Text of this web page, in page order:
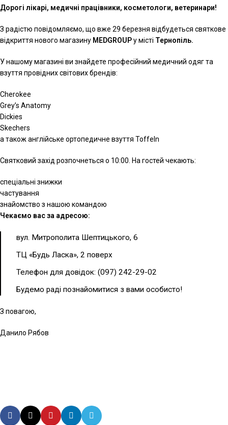
Дорогі лікарі, медичні працівники, косметологи, ветеринари!
З радістю повідомляємо, що вже 29 березня відбудеться святкове
відкриття нового магазину MEDGROUPу місті Тернопіль.
У нашому магазині ви знайдете професійний медичний одяг та
взуття провідних світових брендів:
Cherokee
Grey’s Anatomy
Dickies
Skechers
а також англійське ортопедичне взуття Toffeln
Святковий захід розпочнеться о 10:00. На гостей чекають:
спеціальні знижки
частування
знайомство з нашою командою
Чекаємо вас за адресою:
вул. Митрополита Шептицького, 6
ТЦ «Будь Ласка», 2 поверх
Телефон для довідок: (097) 242-29-02
Будемо раді познайомитися з вами особисто!
З повагою,
Данило Рябов